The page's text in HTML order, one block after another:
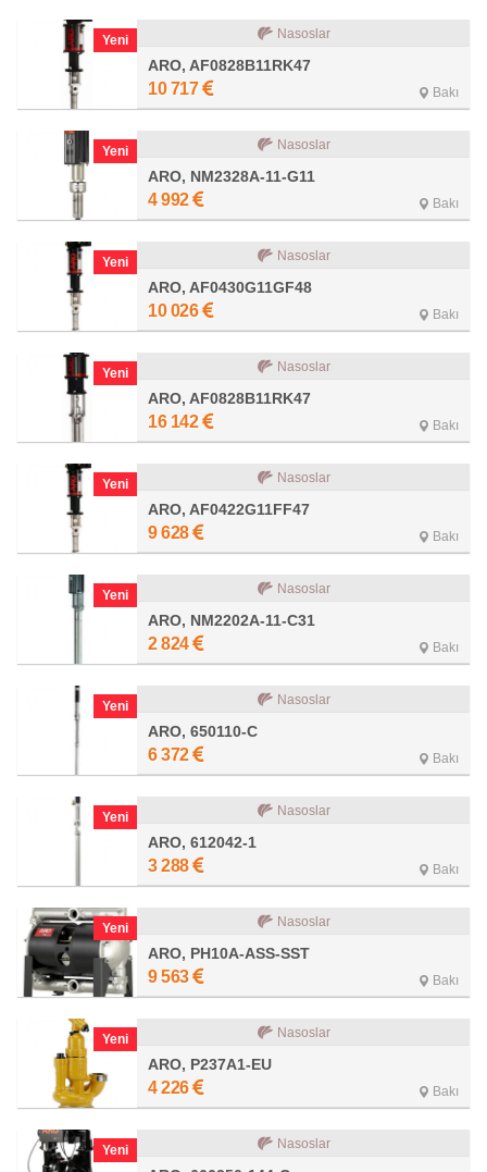
Yeni Nasoslar
ARO, AF0828B11RK47
10 717 Bakı
Yeni Nasoslar
ARO, NM2328A-11-G11
4 992 Bakı
Yeni Nasoslar
ARO, AF0430G11GF48
10 026 Bakı
Yeni Nasoslar
ARO, AF0828B11RK47
16 142 Bakı
Yeni Nasoslar
ARO, AF0422G11FF47
9 628 Bakı
Yeni Nasoslar
ARO, NM2202A-11-C31
2 824 Bakı
Yeni Nasoslar
ARO, 650110-C
6 372 Bakı
Yeni Nasoslar
ARO, 612042-1
3 288 Bakı
Yeni Nasoslar
ARO, PH10A-ASS-SST
9 563 Bakı
Yeni Nasoslar
ARO, P237A1-EU
4 226 Bakı
Yeni Nasoslar